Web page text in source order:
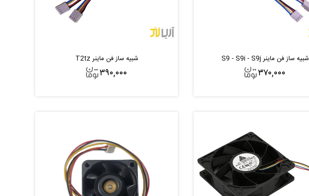
شبیه ساز فن ماینر S9 - S9i - S9j
۳۷۰,۰۰۰
شبیه ساز فن ماینر T2tz
۳۹۰,۰۰۰